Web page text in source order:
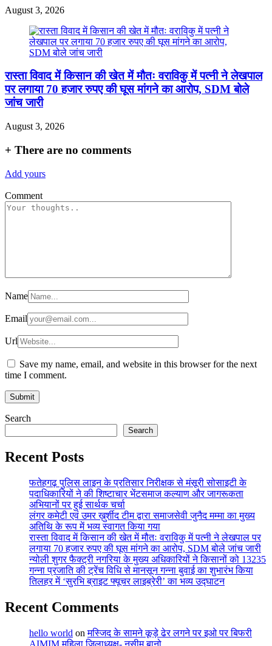
August 3, 2026
रास्ता विवाद में किसान की खेत में मौतः वराविकु में पत्नी ने लेखपाल
पर लगाया 70 हजार रुपए की घूस मांगने का आरोप, SDM बोले
जांच जारी
August 3, 2026
+ There are no comments
Add yours
Comment
Name
Email
Url
Save my name, email, and website in this browser for the next
time I comment.
Search
Search
Recent Posts
फतेहगढ़ पुलिस लाइन के प्रतिसार निरीक्षक से मंसूरी सोसाइटी के
पदाधिकारियों ने की शिष्टाचार भेंटसमाज कल्याण और जागरूकता
अभियानों पर हुई सार्थक चर्चा
लंगर कमेटी एवं उमर ख़ुर्शीद टीम द्वारा समाजसेवी जुनैद मम्मा का मुख्य
अतिथि के रूप में भव्य स्वागत किया गया
रास्ता विवाद में किसान की खेत में मौतः वराविकु में पत्नी ने लेखपाल पर
लगाया 70 हजार रुपए की घूस मांगने का आरोप, SDM बोले जांच जारी
न्योली शुगर फैक्ट्री नगरिया के मुख्य अधिकारियों ने किसानों को 13235
गन्ना प्रजाति की ट्रेंच विधि से मानसून गन्ना बुवाई का शुभारंभ किया
तिलहर में ‘सुरभि ब्राइट फ्यूचर लाइब्रेरी’ का भव्य उद्घाटन
Recent Comments
hello world onमस्जिद के सामने कूड़े ढेर लगने पर इओ पर बिफरी
AIMIM महिला जिलाध्यक्ष- नसीम बानो